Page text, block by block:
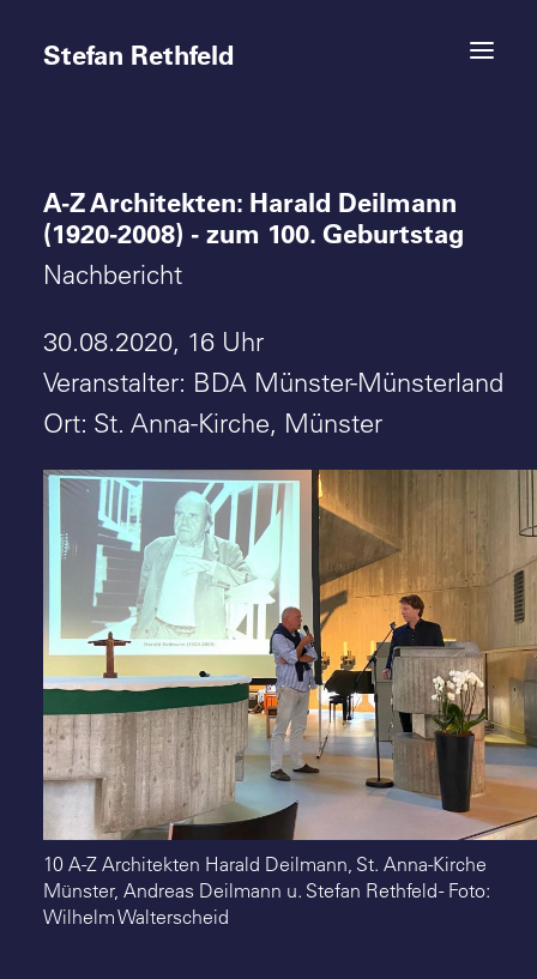
Stefan Rethfeld
Termine
Projekte
Vita
Kontakt
Suche
A-Z Architekten: Harald Deilmann
(1920-2008) - zum 100. Geburtstag
Nachbericht
30.08.2020, 16 Uhr
Veranstalter: BDA Münster-Münsterland
Ort: St. Anna-Kirche, Münster
10 A-Z Architekten Harald Deilmann, St. Anna-Kirche
Münster, Andreas Deilmann u. Stefan Rethfeld - Foto:
Wilhelm Walterscheid